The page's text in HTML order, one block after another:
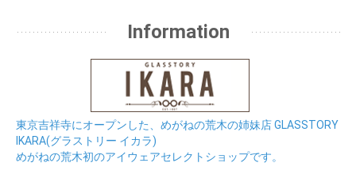
Information
東京吉祥寺にオープンした、めがねの荒木の姉妹店 GLASSTORY
IKARA(グラストリー イカラ)
めがねの荒木初のアイウェアセレクトショップです。